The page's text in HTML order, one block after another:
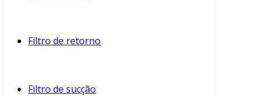
Filtro de retorno
Filtro de sucção